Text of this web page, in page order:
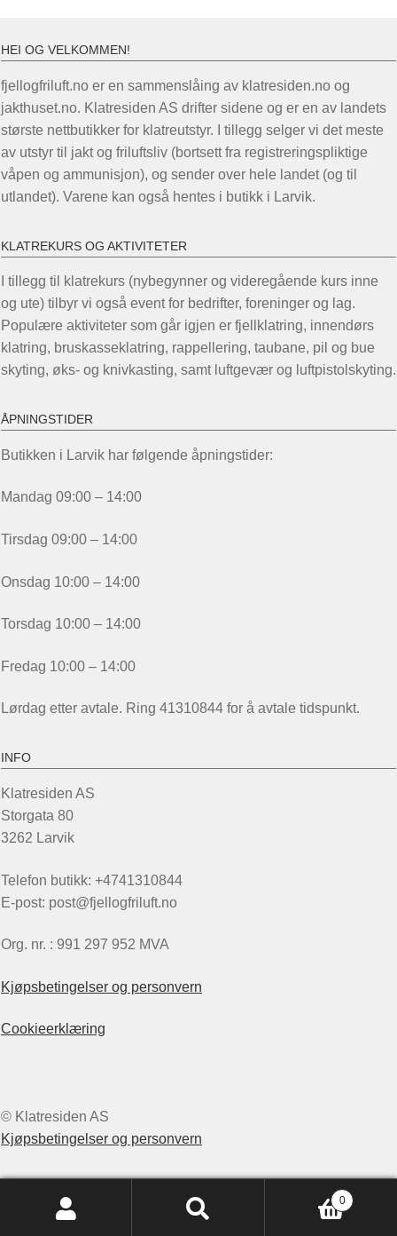
HEI OG VELKOMMEN!
fjellogfriluft.no er en sammenslåing av klatresiden.no og
jakthuset.no. Klatresiden AS drifter sidene og er en av landets
største nettbutikker for klatreutstyr. I tillegg selger vi det meste
av utstyr til jakt og friluftsliv (bortsett fra registreringspliktige
våpen og ammunisjon), og sender over hele landet (og til
utlandet). Varene kan også hentes i butikk i Larvik.
KLATREKURS OG AKTIVITETER
I tillegg til klatrekurs (nybegynner og videregående kurs inne
og ute) tilbyr vi også event for bedrifter, foreninger og lag.
Populære aktiviteter som går igjen er fjellklatring, innendørs
klatring, bruskasseklatring, rappellering, taubane, pil og bue
skyting, øks- og knivkasting, samt luftgevær og luftpistolskyting.
ÅPNINGSTIDER
Butikken i Larvik har følgende åpningstider:
Mandag 09:00 – 14:00
Tirsdag 09:00 – 14:00
Onsdag 10:00 – 14:00
Torsdag 10:00 – 14:00
Fredag 10:00 – 14:00
Lørdag etter avtale. Ring 41310844 for å avtale tidspunkt.
INFO
Klatresiden AS
Storgata 80
3262 Larvik
Telefon butikk: +4741310844
E-post: post@fjellogfriluft.no
Org. nr. : 991 297 952 MVA
Kjøpsbetingelser og personvern
Cookieerklæring
© Klatresiden AS
Kjøpsbetingelser og personvern
0